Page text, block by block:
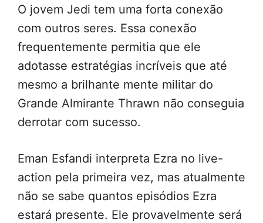
O jovem Jedi tem uma forta conexão
com outros seres. Essa conexão
frequentemente permitia que ele
adotasse estratégias incríveis que até
mesmo a brilhante mente militar do
Grande Almirante Thrawn não conseguia
derrotar com sucesso.
Eman Esfandi interpreta Ezra no live-
action pela primeira vez, mas atualmente
não se sabe quantos episódios Ezra
estará presente. Ele provavelmente será